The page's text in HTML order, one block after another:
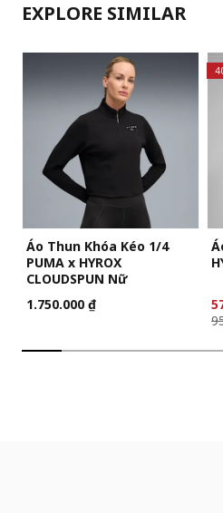
EXPLORE SIMILAR
Áo Thun Khóa Kéo 1/4
PUMA x HYROX
CLOUDSPUN Nữ
1.750.000 ₫